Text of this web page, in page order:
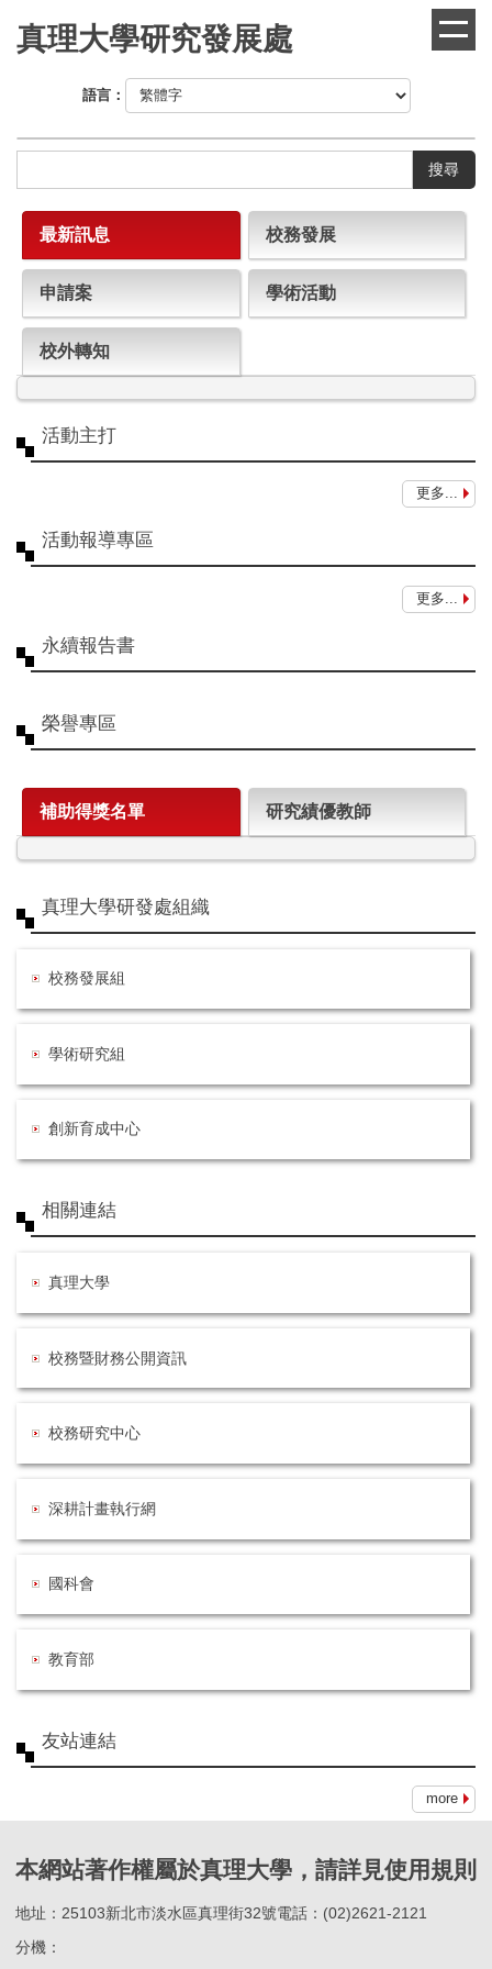
區
真理大學研究發展處
語言：
搜尋
最新訊息 校務發展
申請案 學術活動
校外轉知
活動主打
更多...
活動報導專區
更多...
永續報告書
榮譽專區
補助得獎名單 研究績優教師
真理大學研發處組織
校務發展組
學術研究組
創新育成中心
相關連結
真理大學
校務暨財務公開資訊
校務研究中心
深耕計畫執行網
國科會
教育部
友站連結
more
本網站著作權屬於真理大學，請詳見使用規則
地址：25103新北市淡水區真理街32號電話：(02)2621-2121
分機：